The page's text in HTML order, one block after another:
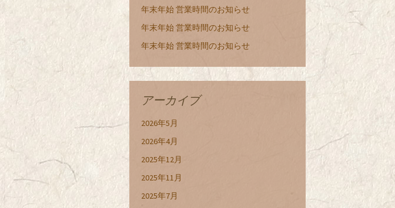
年末年始 営業時間のお知らせ
年末年始 営業時間のお知らせ
年末年始 営業時間のお知らせ
アーカイブ
2026年5月
2026年4月
2025年12月
2025年11月
2025年7月